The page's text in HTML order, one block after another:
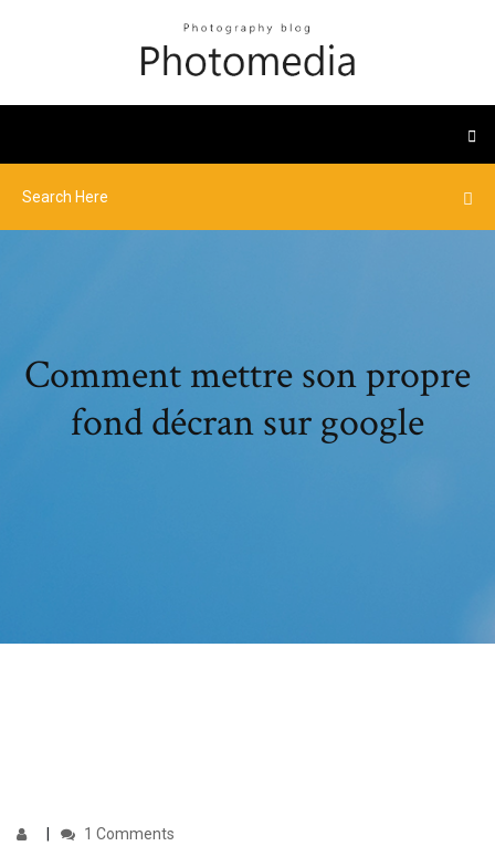
Comment mettre son propre
fond décran sur google
1 Comments